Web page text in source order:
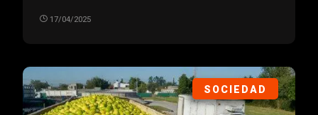
17/04/2025
SOCIEDAD